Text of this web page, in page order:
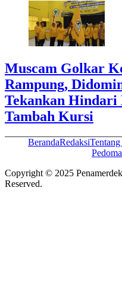
Muscam Golkar
Rampung,
Tekankan
Tambah Kursi
BerandaRedaksi
Copyright © 2025
Reserved.